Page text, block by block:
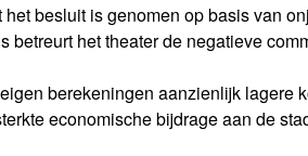
besluit is genomen op basis van
betreurt het theater de negatieve
berekeningen aanzienlijk
economische bijdrage aan de